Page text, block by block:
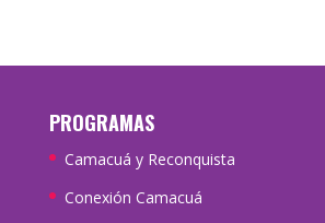
PROGRAMAS
Camacuá y Reconquista
Conexión Camacuá